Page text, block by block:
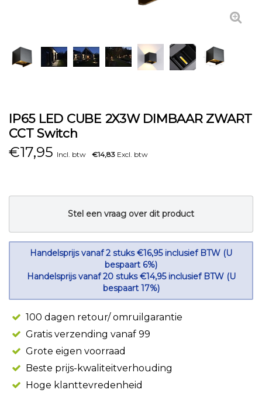
IP65 LED CUBE 2X3W DIMBAAR ZWART
CCT Switch
€17,95 Incl. btw €14,83 Excl. btw
Stel een vraag over dit product
Handelsprijs vanaf 2 stuks €16,95 inclusief BTW (U
bespaart 6%)
Handelsprijs vanaf 20 stuks €14,95 inclusief BTW (U
bespaart 17%)
100 dagen retour/ omruilgarantie
Gratis verzending vanaf 99
Grote eigen voorraad
Beste prijs-kwaliteitverhouding
Hoge klanttevredenheid